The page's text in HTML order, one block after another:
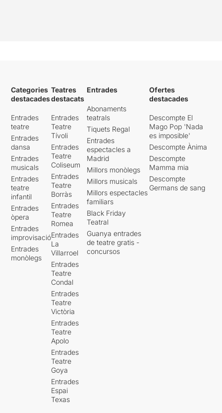
Categories
destacades
Entrades
teatre
Entrades
dansa
Entrades
musicals
Entrades
teatre
infantil
Entrades
òpera
Entrades
improvisació
Entrades
monòlegs
Teatres
destacats
Entrades
Teatre
Tívoli
Entrades
Teatre
Coliseum
Entrades
Teatre
Borràs
Entrades
Teatre
Romea
Entrades
La
Villarroel
Entrades
Teatre
Condal
Entrades
Teatre
Victòria
Entrades
Teatre
Apolo
Entrades
Teatre
Goya
Entrades
Espai
Texas
Entrades
Abonaments
teatrals
Tiquets Regal
Entrades
espectacles a
Madrid
Millors monòlegs
Millors musicals
Millors espectacles
familiars
Black Friday
Teatral
Guanya entrades
de teatre gratis -
concursos
Ofertes
destacades
Descompte El
Mago Pop 'Nada
es imposible'
Descompte Ànima
Descompte
Mamma mia
Descompte
Germans de sang